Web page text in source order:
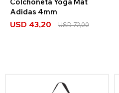
Adidas 4mm
USD 43,20 USD72,00